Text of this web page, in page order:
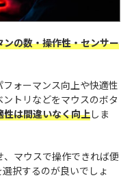
ンの数・操作性・センサー
ォーマンス向上や快適性
トリなどをマウスのボタ
性は間違いなく向上しま
マウスで操作できれば便
択するのが良いでしょ